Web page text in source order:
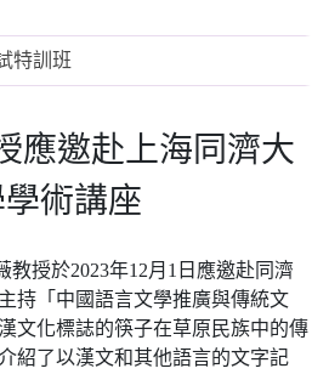
特訓班
應邀赴上海同濟大
術講座
教授於2023年12月 1 日應邀赴同濟
持「中國語言文學推廣與傳統文
文化標誌的筷子在草原民族中的傳
紹了以漢文和其他語言的文字記